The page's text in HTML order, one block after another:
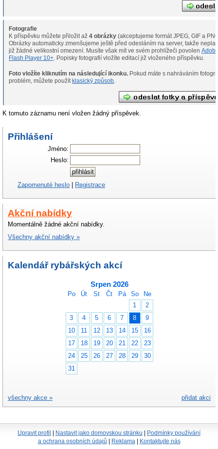
Fotografie
K příspěvku můžete přiložit až4 obrázky (akceptujeme formát JPEG, GIF a
Obrázky automaticky zmenšujeme ještě před odesláním na server, takže
již žádné velikostní omezení. Musíte však mít ve svém prohlížeči povolen
Flash Player 10+ . Popisky fotografií vložíte editací již vloženého příspěvku.
Foto vložíte kliknutím na následující ikonku.
problém, můžete použítklasický způsob.
K tomuto záznamu není vložen žádný příspěvek.
Přihlášení
Jméno:
Heslo:
Zapomenuté heslo | Registrace
Akční nabídky
Momentálně žádné akční nabídky.
Všechny akční nabídky »
Kalendář rybářských akcí
Srpen 2026
Po Út St Čt Pá So
Ne
1
2
3
4 5 6 7 8
9
10
11 12 13 14 15
16
17
18 19 20 21 22
23
24
25 26 27 28 29
30
31
přidat akci
všechny akce »
Upravit profil Nastavit jako domovskou stránku
Podmínky používání
a ochrana osobních údajů
Reklama Kontaktujte nás